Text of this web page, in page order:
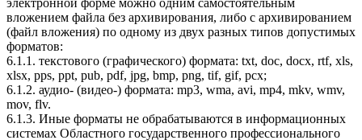
электронной форме можно одним самостоятельным
вложением файла без архивирования, либо с архивированием
(файл вложения) по одному из двух разных типов допустимых
форматов:
6.1.1. текстового (графического) формата: txt, doc, docx, rtf, xls,
xlsx, pps, ppt, pub, pdf, jpg, bmp, png, tif, gif, pcx;
6.1.2. аудио- (видео-) формата: mp3, wma, avi, mp4, mkv, wmv,
mov, flv.
6.1.3. Иные форматы не обрабатываются в информационных
системах Областного государственного профессионального